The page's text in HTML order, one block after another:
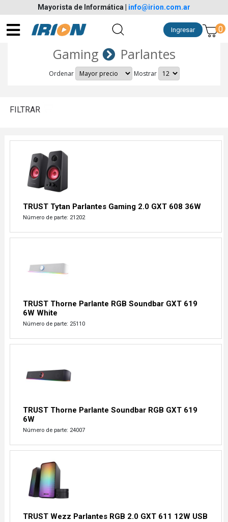
Mayorista de Informática info@irion.com.ar
0
Ingresar
Gaming Parlantes
Ordenar Mostrar
FILTRAR
TRUST Tytan Parlantes Gaming 2.0 GXT 608 36W
Número de parte: 21202
TRUST Thorne Parlante RGB Soundbar GXT 619
6W White
Número de parte: 25110
TRUST Thorne Parlante Soundbar RGB GXT 619
6W
Número de parte: 24007
TRUST Wezz Parlantes RGB 2.0 GXT 611 12W USB